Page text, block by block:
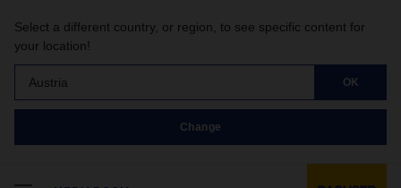
Select a different country, or region, to see specific content for
your location!
Austria OK
Change